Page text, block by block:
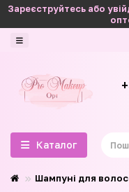
Зареєструйтесь або
Каталог
Шампуні для